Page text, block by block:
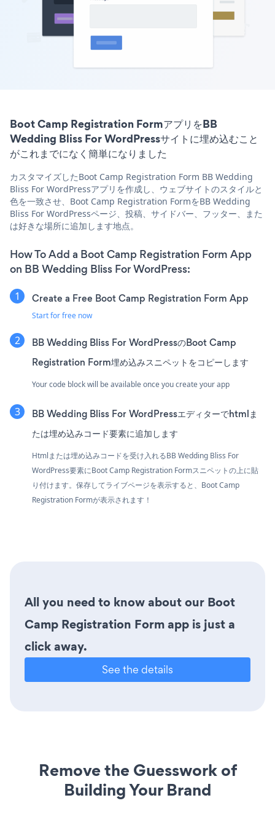
Boot Camp Registration FormアプリをBB
Wedding Bliss For WordPressサイトに埋め込むこと
がこれまでになく簡単になりました
カスタマイズしたBoot Camp Registration Form BB Wedding
Bliss For WordPressアプリを作成し、ウェブサイトのスタイルと
色を一致させ、Boot Camp Registration FormをBB Wedding
Bliss For WordPressページ、投稿、サイドバー、フッター、また
は好きな場所に追加します地点。
How To Add a Boot Camp Registration Form App
on BB Wedding Bliss For WordPress:
Create a Free Boot Camp Registration Form App
Start for free now
BB Wedding Bliss For WordPressのBoot Camp
Registration Form埋め込みスニペットをコピーします
Your code block will be available once you create your app
BB Wedding Bliss For WordPressエディターでhtmlま
たは埋め込みコード要素に追加します
Htmlまたは埋め込みコードを受け入れるBB Wedding Bliss For
WordPress要素にBoot Camp Registration Formスニペットの上に貼
り付けます。保存してライブページを表示すると、Boot Camp
Registration Formが表示されます！
All you need to know about our Boot
Camp Registration Form app is just a
click away.
See the details
Remove the Guesswork of
Building Your Brand